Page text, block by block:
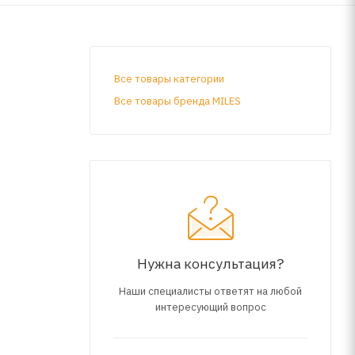
Все товары категории
Все товары бренда MILES
Нужна консультация?
Наши специалисты ответят на любой
интересующий вопрос